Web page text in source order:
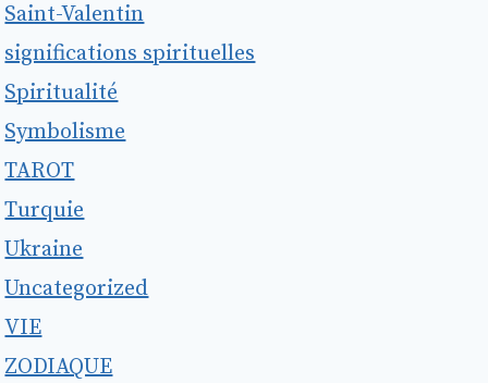
Saint-Valentin
significations spirituelles
Spiritualité
Symbolisme
TAROT
Turquie
Ukraine
Uncategorized
VIE
ZODIAQUE